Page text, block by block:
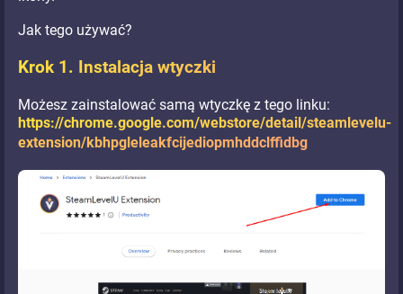
Jak tego używać?
Krok 1. Instalacja wtyczki
Możesz zainstalować samą wtyczkę z tego linku:
https://chrome.google.com/webstore/detail/steamlevelu-
extension/kbhpgleleakfcijediopmhddclffidbg